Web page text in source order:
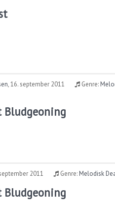
,16. september 2011 Genre:
Bludgeoning
2011 Genre:Melodisk
Bludgeoning